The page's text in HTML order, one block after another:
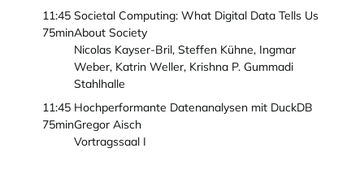
11:45
75min
Societal Computing: What Digital Data Tells Us
About Society
Nicolas Kayser-Bril, Steffen Kühne, Ingmar
Weber, Katrin Weller, Krishna P. Gummadi
Stahlhalle
11:45
75min
Hochperformante Datenanalysen mit DuckDB
Gregor Aisch
Vortragssaal I